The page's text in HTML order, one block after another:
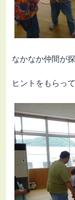
なかなか仲間が
ヒントをもらっ